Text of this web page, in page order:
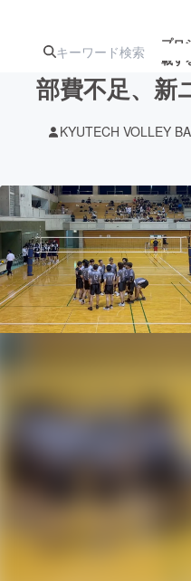
プロ
載す
アート・写真
テクノロジー・ガ
CAMPFIRE for Social
部費不足、新
KYUTECH VOLLEY